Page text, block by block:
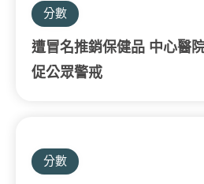
分數
遭冒名推銷保健品 中心醫
促公眾警戒
分數